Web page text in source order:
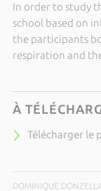
In order to study
school based on
the participants
respiration and
À
Télécharger le
DOMINIQUE